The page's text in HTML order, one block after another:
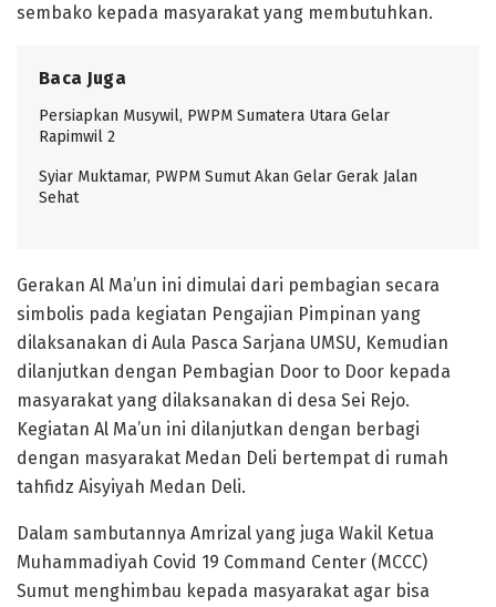
sembako kepada masyarakat yang membutuhkan.
Baca Juga
Persiapkan Musywil, PWPM Sumatera Utara Gelar
Rapimwil 2
Syiar Muktamar, PWPM Sumut Akan Gelar Gerak Jalan
Sehat
Gerakan Al Ma’un ini dimulai dari pembagian secara
simbolis pada kegiatan Pengajian Pimpinan yang
dilaksanakan di Aula Pasca Sarjana UMSU, Kemudian
dilanjutkan dengan Pembagian Door to Door kepada
masyarakat yang dilaksanakan di desa Sei Rejo.
Kegiatan Al Ma’un ini dilanjutkan dengan berbagi
dengan masyarakat Medan Deli bertempat di rumah
tahfidz Aisyiyah Medan Deli.
Dalam sambutannya Amrizal yang juga Wakil Ketua
Muhammadiyah Covid 19 Command Center (MCCC)
Sumut menghimbau kepada masyarakat agar bisa